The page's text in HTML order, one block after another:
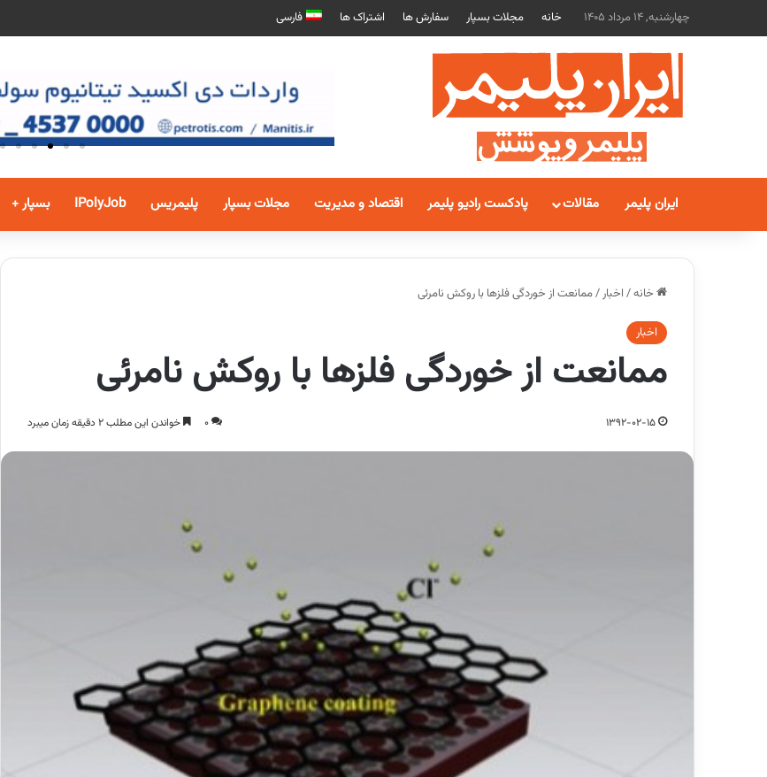
چهارشنبه, 14 مرداد 1405 خانه مجلات بسپار سفارش ها اشتراک ها فارسی
ایران پلیمر مقالات پادکست رادیو پلیمر اقتصاد و مدیریت مجلات بسپار پلیمریس IPolyJob بسپار +
خانه/ اخبار/ممانعت از خوردگی فلزها با روکش نامرئی
اخبار
ممانعت از خوردگی فلزها با روکش نامرئی
1392-02-15
0 خواندن این مطلب 2 دقیقه زمان میبرد